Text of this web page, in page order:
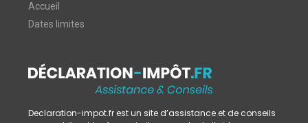
Accueil
Dates limites
Declaration-impot.fr est un site d’assistance et de conseils